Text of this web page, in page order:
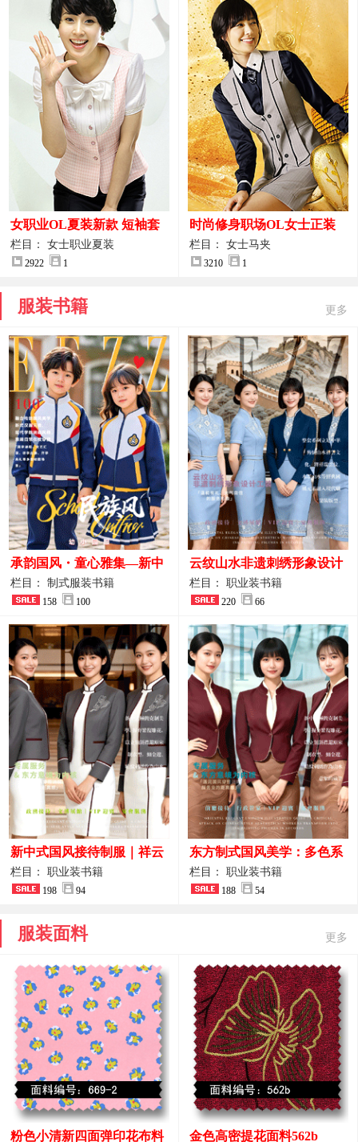
女职业OL夏装新款 短袖套
装女正装
栏目： 女士职业夏装
2922 1
时尚修身职场OL女士正装
马甲拍摄大图
栏目： 女士马夹
3210 1
服装书籍 更多
承韵国风・童心雅集—新中
式民族风小学与幼儿园全套
校服定制图鉴
栏目： 制式服装书籍
158 100
云纹山水非遗刺绣形象设计
工装｜会议礼仪接待人员制
服画册
栏目： 职业装书籍
220 66
新中式国风接待制服｜祥云
刺绣打造高端厅堂东方美学
栏目： 职业装书籍
198 94
东方制式国风美学：多色系
新中式前厅管家VIP接待员
工作服合集
栏目： 职业装书籍
188 54
服装面料 更多
粉色小清新四面弹印花布料 金色高密提花面料562b